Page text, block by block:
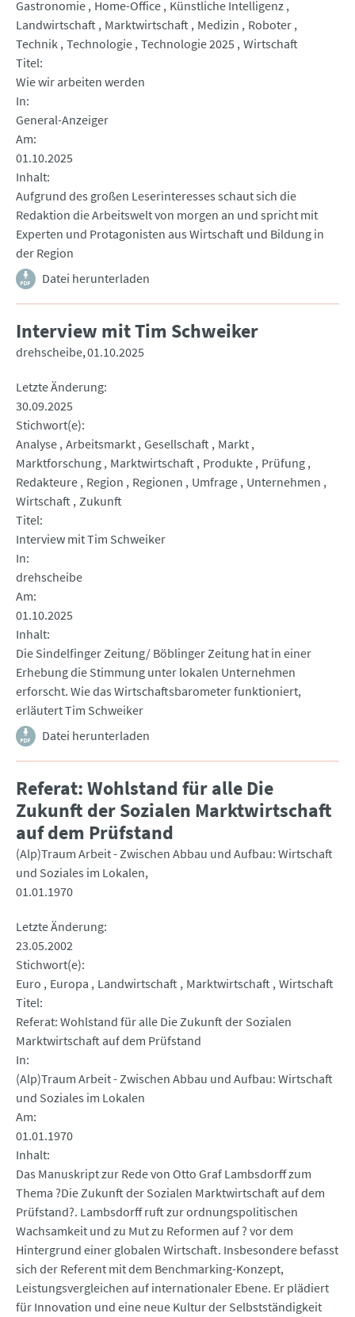
Gastronomie Home-Office Künstliche Intelligenz
Landwirtschaft Marktwirtschaft Medizin
Roboter
Technik Technologie Technologie 2025 Wirtschaft
Titel
Wie wir arbeiten werden
In
General-Anzeiger
Am
01.10.2025
Inhalt
Aufgrund des großen Leserinteresses schaut sich die
Redaktion die Arbeitswelt von morgen an und spricht mit
Experten und Protagonisten aus Wirtschaft und Bildung in
der Region
Datei herunterladen
Interview mit Tim Schweiker
drehscheibe 01.10.2025
Letzte Änderung
30.09.2025
Stichwort(e)
Analyse Arbeitsmarkt Gesellschaft Markt
Marktforschung Marktwirtschaft Produkte Prüfung
Redakteure Region Regionen Umfrage Unternehmen
Wirtschaft Zukunft
Titel
Interview mit Tim Schweiker
In
drehscheibe
Am
01.10.2025
Inhalt
Die Sindelfinger Zeitung/ Böblinger Zeitung hat in einer
Erhebung die Stimmung unter lokalen Unternehmen
erforscht. Wie das Wirtschaftsbarometer funktioniert,
erläutert Tim Schweiker
Datei herunterladen
Referat: Wohlstand für alle Die
Zukunft der Sozialen Marktwirtschaft
auf dem Prüfstand
(Alp)Traum Arbeit - Zwischen Abbau und Aufbau: Wirtschaft
und Soziales im Lokalen
01.01.1970
Letzte Änderung
23.05.2002
Stichwort(e)
Euro
Europa Landwirtschaft Marktwirtschaft Wirtschaft
Titel
Referat: Wohlstand für alle Die Zukunft der Sozialen
Marktwirtschaft auf dem Prüfstand
In
(Alp)Traum Arbeit - Zwischen Abbau und Aufbau: Wirtschaft
und Soziales im Lokalen
Am
01.01.1970
Inhalt
Das Manuskript zur Rede von Otto Graf Lambsdorff zum
Thema ?Die Zukunft der Sozialen Marktwirtschaft auf dem
Prüfstand?. Lambsdorff ruft zur ordnungspolitischen
Wachsamkeit und zu Mut zu Reformen auf ? vor dem
Hintergrund einer globalen Wirtschaft. Insbesondere befasst
sich der Referent mit dem Benchmarking-Konzept,
Leistungsvergleichen auf internationaler Ebene. Er plädiert
für Innovation und eine neue Kultur der Selbstständigkeit